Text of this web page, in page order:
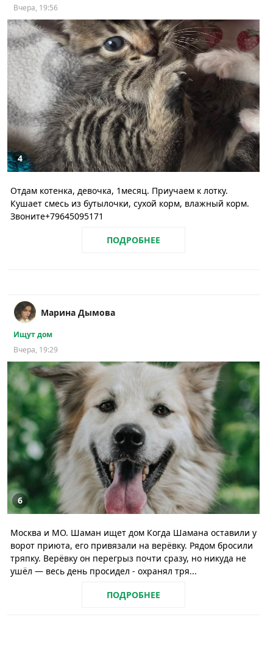
Вчера, 19:56
4
Отдам котенка, девочка, 1месяц. Приучаем к лотку.
Кушает смесь из бутылочки, сухой корм, влажный корм.
Звоните+79645095171
ПОДРОБНЕЕ
Марина Дымова
Ищут дом
Вчера, 19:29
6
Москва и МО. Шаман ищет дом Когда Шамана оставили у
ворот приюта, его привязали на верёвку. Рядом бросили
тряпку. Верёвку он перегрыз почти сразу, но никуда не
ушёл — весь день просидел - охранял тря...
ПОДРОБНЕЕ